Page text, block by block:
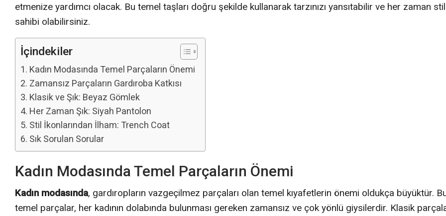
etmenize yardımcı olacak. Bu temel taşları doğru şekilde kullanarak tarzınızı yansıtabilir ve her zaman stil
sahibi olabilirsiniz.
İçindekiler
Kadın Modasında Temel Parçaların Önemi
Zamansız Parçaların Gardıroba Katkısı
Klasik ve Şık: Beyaz Gömlek
Her Zaman Şık: Siyah Pantolon
Stil İkonlarından İlham: Trench Coat
Sık Sorulan Sorular
Kadın Modasında Temel Parçaların Önemi
Kadın modasında, gardıropların vazgeçilmez parçaları olan temel kıyafetlerin önemi oldukça büyüktür.
temel parçalar, her kadının dolabında bulunması gereken zamansız ve çok yönlü giysilerdir. Klasik